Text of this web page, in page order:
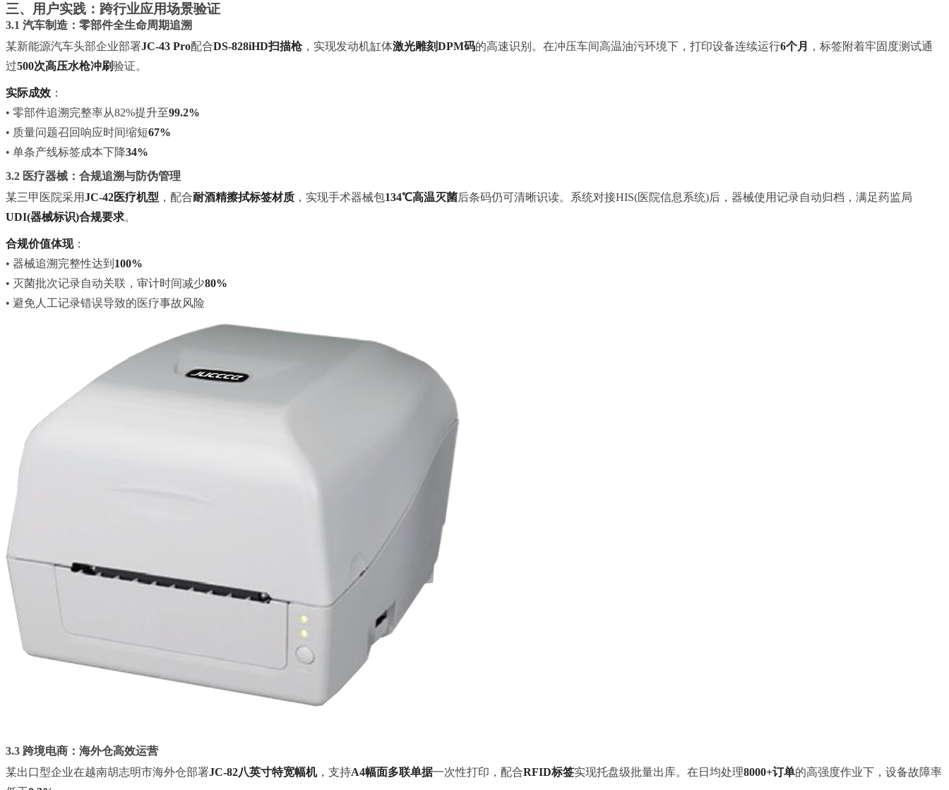
三、用户实践：跨行业应用场景验证
3.1 汽车制造：零部件全生命周期追溯
某新能源汽车头部企业部署JC-43 Pro配合DS-828iHD扫描枪，实现发动机缸体激光雕刻DPM码的高速识别。在冲压车间高温油污环境下，打印设备连续运行6个月
，标签附着牢固度测试通
过500次高压水枪冲刷验证。
实际成效 ：
• 零部件追溯完整率从82%提升至99.2%
• 质量问题召回响应时间缩短67%
• 单条产线标签成本下降34%
3.2 医疗器械：合规追溯与防伪管理
某三甲医院采用JC-42医疗机型 ，配合耐酒精擦拭标签材质 ，实现手术器械包134℃高温灭菌后条码仍可清晰识读。系统对接HIS(医院信息系统)后，器械使用记录自动归档，满足药监局
UDI(器械标识)合规要求。
合规价值体现：
• 器械追溯完整性达到 100%
• 灭菌批次记录自动关联，审计时间减少80%
• 避免人工记录错误导致的医疗事故风险
3.3 跨境电商：海外仓高效运营
某出口型企业在越南胡志明市海外仓部署JC-82八英寸特宽幅机，支持A4幅面多联单据一次性打印，配合RFID标签实现托盘级批量出库。在日均处理8000+订单的高强度作业下，设备故障率